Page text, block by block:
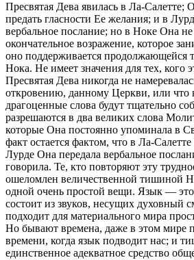
Пресвятая Дева явилась в Ла-Салетте;
предать гласности Ее желания; и в
вербальное послание; но в Ноке Она
окончательное возражение, которое
оно поддерживается продолжающейся
Нока. Не имеет значения для тех, кого
Пресвятая Дева никогда не
откровению, данному Церкви, или что
драгоценные слова будут тщательно
разрешаются в два великих слова
которые Она постоянно упоминала в
факт остается фактом, что в Ла-
Лурде Она передала вербальное
говорила. Те, кто повторяют эту
ошеломлен величественной тишиной
одной очень простой вещи. Язык —
состоит из звуков, несущих духовный
подходит для материального мира
Но бывают времена, даже в этом мире
времени, когда язык подводит нас; и
единственное адекватное средство